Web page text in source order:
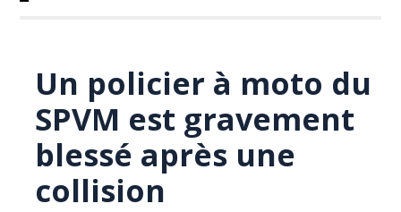
Un policier à moto du
SPVM est gravement
blessé après une
collision